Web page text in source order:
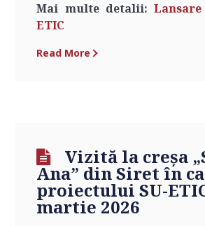
Mai multe detalii:
ETIC
Read More
Vizită la creșa
Ana” din Siret în
proiectului SU-
martie 2026